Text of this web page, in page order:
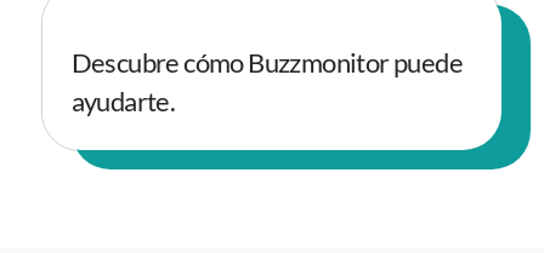
Descubre cómo Buzzmonitor puede
ayudarte.